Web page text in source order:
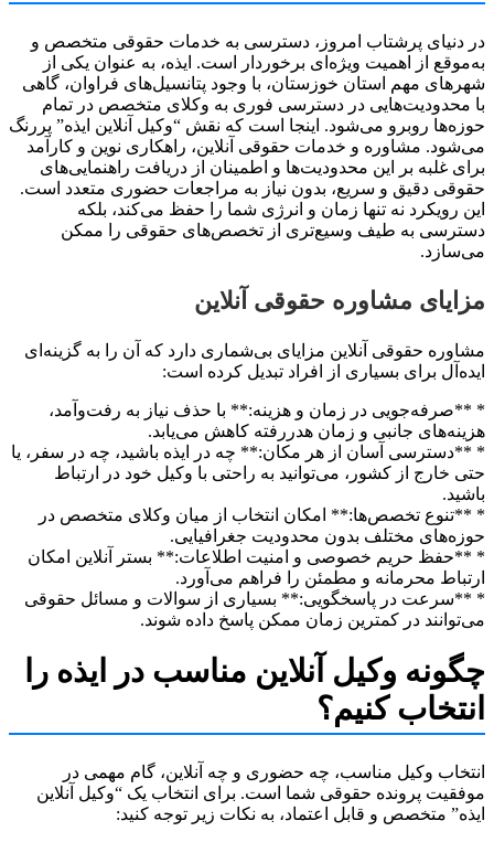
پرشتاب امروز، دسترسی به خدمات حقوقی متخصص و
از اهمیت ویژه‌ای برخوردار است. ایذه، به عنوان یکی از
مهم استان خوزستان، با وجود پتانسیل‌های فراوان، گاهی
در دسترسی فوری به وکلای متخصص در تمام
روبرو می‌شود. اینجا است که نقش “وکیل آنلاین ایذه” پررنگ
مشاوره و خدمات حقوقی آنلاین، راهکاری نوین و کارآمد
غلبه بر این محدودیت‌ها و اطمینان از دریافت راهنمایی‌های
دقیق و سریع، بدون نیاز به مراجعات حضوری متعدد است.
نه تنها زمان و انرژی شما را حفظ می‌کند، بلکه
به طیف وسیع‌تری از تخصص‌های حقوقی را ممکن
مشاوره حقوقی آنلاین
حقوقی آنلاین مزایای بی‌شماری دارد که آن را به گزینه‌ای
برای بسیاری از افراد تبدیل کرده است:
در زمان و هزینه:** با حذف نیاز به رفت‌وآمد،
جانبی و زمان هدررفته کاهش می‌یابد.
آسان از هر مکان:** چه در ایذه باشید، چه در سفر، یا
از کشور، می‌توانید به راحتی با وکیل خود در ارتباط
تخصص‌ها:** امکان انتخاب از میان وکلای متخصص در
مختلف بدون محدودیت جغرافیایی.
حریم خصوصی و امنیت اطلاعات:** بستر آنلاین امکان
محرمانه و مطمئن را فراهم می‌آورد.
در پاسخگویی:** بسیاری از سوالات و مسائل حقوقی
در کمترین زمان ممکن پاسخ داده شوند.
وکیل آنلاین مناسب در ایذه را
کنیم؟
وکیل مناسب، چه حضوری و چه آنلاین، گام مهمی در
پرونده حقوقی شما است. برای انتخاب یک “وکیل آنلاین
متخصص و قابل اعتماد، به نکات زیر توجه کنید: